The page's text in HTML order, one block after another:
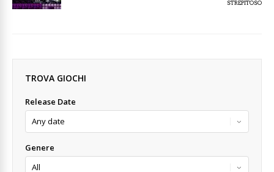
STREPITOSO
TROVA GIOCHI
Release Date
Genere